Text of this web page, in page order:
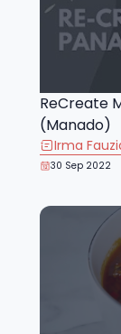
ReCreate
(Manado)
Irma
30 Sep 2022